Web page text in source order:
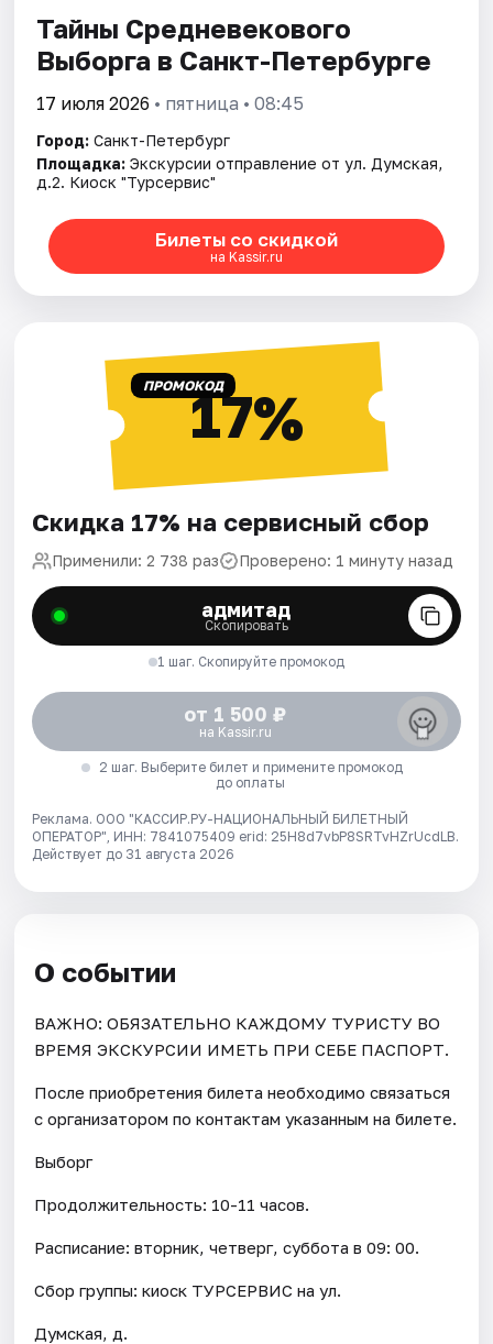
Тайны Средневекового
Выборга в Санкт-Петербурге
17 июля 2026 • пятница • 08:45
Город: Санкт-Петербург
Площадка: Экскурсии отправление от ул. Думская,
д.2. Киоск "Турсервис"
Билеты со скидкой
на Kassir.ru
ПРОМОКОД17%
Скидка 17% на сервисный сбор
Применили: 2 738 раз Проверено: 1 минуту назад
адмитад
Скопировать
1 шаг. Скопируйте промокод
от 1 500 ₽
на Kassir.ru
2 шаг. Выберите билет и примените промокод
до оплаты
Реклама. ООО "КАССИР.РУ-НАЦИОНАЛЬНЫЙ БИЛЕТНЫЙ
ОПЕРАТОР", ИНН: 7841075409 erid: 25H8d7vbP8SRTvHZrUcdLB.
Действует до 31 августа 2026
О событии
ВАЖНО: ОБЯЗАТЕЛЬНО КАЖДОМУ ТУРИСТУ ВО
ВРЕМЯ ЭКСКУРСИИ ИМЕТЬ ПРИ СЕБЕ ПАСПОРТ.
После приобретения билета необходимо связаться
с организатором по контактам указанным на билете.
Выборг
Продолжительность: 10-11 часов.
Расписание: вторник, четверг, суббота в 09: 00.
Сбор группы: киоск ТУРСЕРВИС на ул.
Думская, д.